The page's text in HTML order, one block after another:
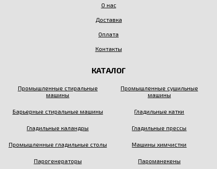
О нас
Доставка
Оплата
Контакты
КАТАЛОГ
Промышленные стиральные
машины
Промышленные сушильные
машины
Барьерные стиральные машины Гладильные катки
Гладильные каландры Гладильные прессы
Промышленные гладильные столы Машины химчистки
Парогенераторы Пароманекены